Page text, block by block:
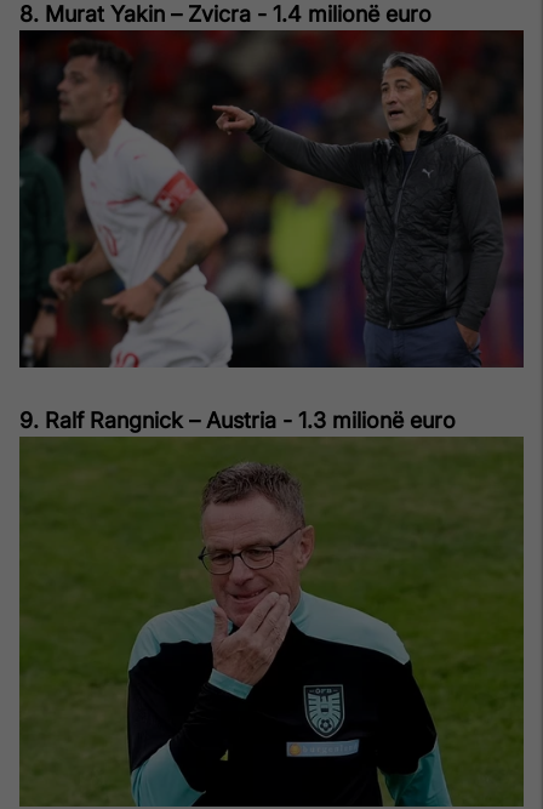
8. Murat Yakin – Zvicra - 1.4 milionë euro
9. Ralf Rangnick – Austria - 1.3 milionë euro